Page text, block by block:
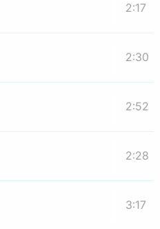
2:17
2:30
2:52
2:28
3:17